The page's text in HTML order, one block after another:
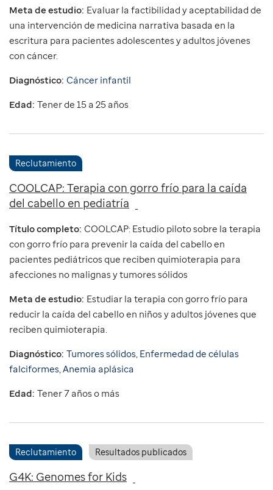
Meta de estudio: Evaluar la factibilidad y aceptabilidad de
una intervención de medicina narrativa basada en la
escritura para pacientes adolescentes y adultos jóvenes
con cáncer.
Diagnóstico: Cáncer infantil
Edad: Tener de 15 a 25 años
Reclutamiento
COOLCAP: Terapia con gorro frío para la caída
del cabello en pediatría
Título completo: COOLCAP: Estudio piloto sobre la terapia
con gorro frío para prevenir la caída del cabello en
pacientes pediátricos que reciben quimioterapia para
afecciones no malignas y tumores sólidos
Meta de estudio: Estudiar la terapia con gorro frío para
reducir la caída del cabello en niños y adultos jóvenes que
reciben quimioterapia.
Diagnóstico: Tumores sólidos, Enfermedad de células
falciformes,Anemia aplásica
Edad: Tener 7 años o más
Reclutamiento Resultados publicados
G4K: Genomes for Kids